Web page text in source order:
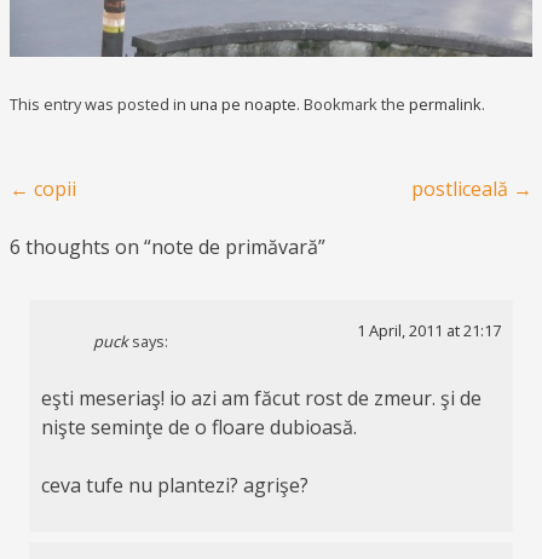
This entry was posted in una pe noapte. Bookmark the permalink.
Post navigation
← copii postliceală →
6 thoughts on “note de primăvară”
puck says:
1 April, 2011 at 21:17
eşti meseriaş! io azi am făcut rost de zmeur. şi de
nişte seminţe de o floare dubioasă.
ceva tufe nu plantezi? agrişe?